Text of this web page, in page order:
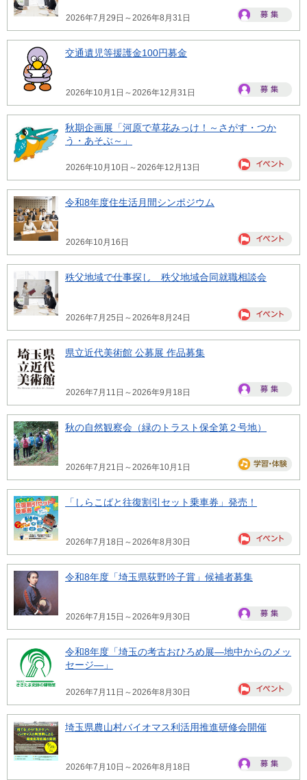
2026年7月29日～2026年8月31日
交通遺児等援護金100円募金
2026年10月1日～2026年12月31日
秋期企画展「河原で草花みっけ！～さがす・つか
う・あそぶ～」
2026年10月10日～2026年12月13日
令和8年度住生活月間シンポジウム
2026年10月16日
秩父地域で仕事探し 秩父地域合同就職相談会
2026年7月25日～2026年8月24日
県立近代美術館 公募展 作品募集
2026年7月11日～2026年9月18日
秋の自然観察会（緑のトラスト保全第２号地）
2026年7月21日～2026年10月1日
「しらこばと往復割引セット乗車券」発売！
2026年7月18日～2026年8月30日
令和8年度「埼玉県荻野吟子賞」候補者募集
2026年7月15日～2026年9月30日
令和8年度「埼玉の考古おひろめ展―地中からのメッ
セージ―」
2026年7月11日～2026年8月30日
埼玉県農山村バイオマス利活用推進研修会開催
2026年7月10日～2026年8月18日